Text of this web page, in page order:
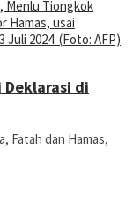
Deklarasi di
Fatah dan Hamas,